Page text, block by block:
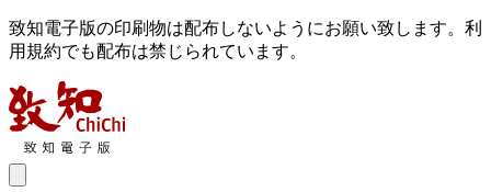
致知電子版の印刷物は配布しないようにお願い致します。利
用規約でも配布は禁じられています。